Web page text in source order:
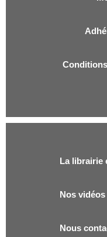
La librairie
Nos vidéos
Nous